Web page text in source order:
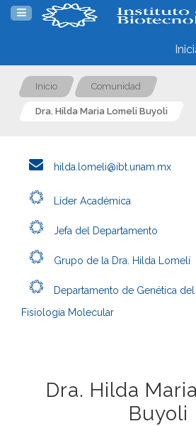
Inicio Comunidad
Dra. Hilda Maria Lomeli Buyoli
hilda.lomeli@ibt.unam.mx
Líder Académica
Jefa del Departamento
Grupo de la Dra. Hilda Lomelí
Departamento de Genética
Fisiología Molecular
Dra. Hilda
Buyoli